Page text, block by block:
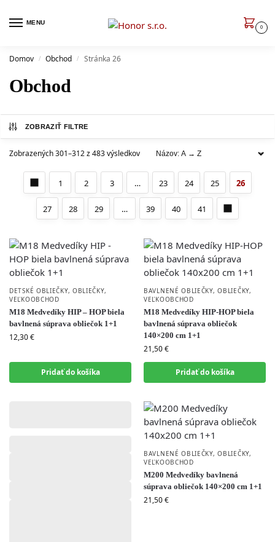
MENU
0
Domov / Obchod / Stránka 26
Obchod
ZOBRAZIŤ FILTRE
Zobrazených 301–312 z 483 výsledkov
1 2 3 … 23 24 25 26
27 28 29 … 39 40 41
DETSKÉ OBLIEČKY, OBLIEČKY,
VEĽKOOBCHOD
M18 Medvedíky HIP – HOP biela
bavlnená súprava obliečok 1+1
12,30€
Pridať do košíka
BAVLNENÉ OBLIEČKY,OBLIEČKY,
VEĽKOOBCHOD
M18 Medvedíky HIP-HOP biela
bavlnená súprava obliečok
140×200 cm 1+1
21,50€
Pridať do košíka
BAVLNENÉ OBLIEČKY,OBLIEČKY,
VEĽKOOBCHOD
M200 Medvedíky bavlnená
súprava obliečok 140×200 cm 1+1
21,50€